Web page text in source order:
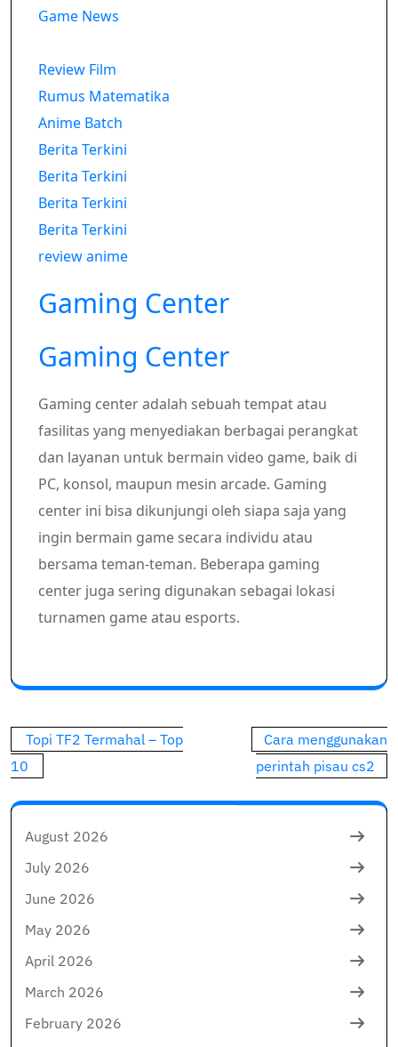
Game News
Review Film
Rumus Matematika
Anime Batch
Berita Terkini
Berita Terkini
Berita Terkini
Berita Terkini
review anime
Gaming Center
Gaming Center
Gaming center adalah sebuah tempat atau
fasilitas yang menyediakan berbagai perangkat
dan layanan untuk bermain video game, baik di
PC, konsol, maupun mesin arcade. Gaming
center ini bisa dikunjungi oleh siapa saja yang
ingin bermain game secara individu atau
bersama teman-teman. Beberapa gaming
center juga sering digunakan sebagai lokasi
turnamen game atau esports.
Post
navigation
Topi TF2 Termahal – Top
10
Cara menggunakan
perintah pisau cs2
August 2026
July 2026
June 2026
May 2026
April 2026
March 2026
February 2026